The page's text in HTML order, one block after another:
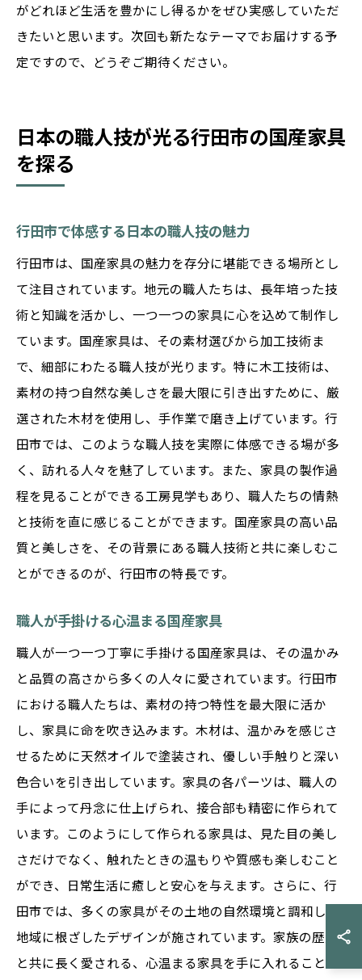
がどれほど生活を豊かにし得るかをぜひ実感していただ
きたいと思います。次回も新たなテーマでお届けする予
定ですので、どうぞご期待ください。
日本の職人技が光る行田市の国産家具
を探る
行田市で体感する日本の職人技の魅力
行田市は、国産家具の魅力を存分に堪能できる場所とし
て注目されています。地元の職人たちは、長年培った技
術と知識を活かし、一つ一つの家具に心を込めて制作し
ています。国産家具は、その素材選びから加工技術ま
で、細部にわたる職人技が光ります。特に木工技術は、
素材の持つ自然な美しさを最大限に引き出すために、厳
選された木材を使用し、手作業で磨き上げています。行
田市では、このような職人技を実際に体感できる場が多
く、訪れる人々を魅了しています。また、家具の製作過
程を見ることができる工房見学もあり、職人たちの情熱
と技術を直に感じることができます。国産家具の高い品
質と美しさを、その背景にある職人技術と共に楽しむこ
とができるのが、行田市の特長です。
職人が手掛ける心温まる国産家具
職人が一つ一つ丁寧に手掛ける国産家具は、その温かみ
と品質の高さから多くの人々に愛されています。行田市
における職人たちは、素材の持つ特性を最大限に活か
し、家具に命を吹き込みます。木材は、温かみを感じさ
せるために天然オイルで塗装され、優しい手触りと深い
色合いを引き出しています。家具の各パーツは、職人の
手によって丹念に仕上げられ、接合部も精密に作られて
います。このようにして作られる家具は、見た目の美し
さだけでなく、触れたときの温もりや質感も楽しむこと
ができ、日常生活に癒しと安心を与えます。さらに、行
田市では、多くの家具がその土地の自然環境と調和し、
地域に根ざしたデザインが施されています。家族の歴史
と共に長く愛される、心温まる家具を手に入れることが